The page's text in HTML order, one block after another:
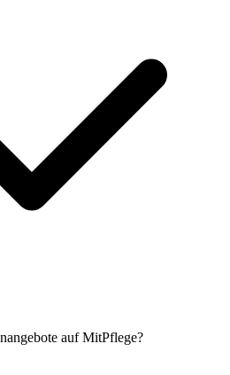
auf MitPflege?